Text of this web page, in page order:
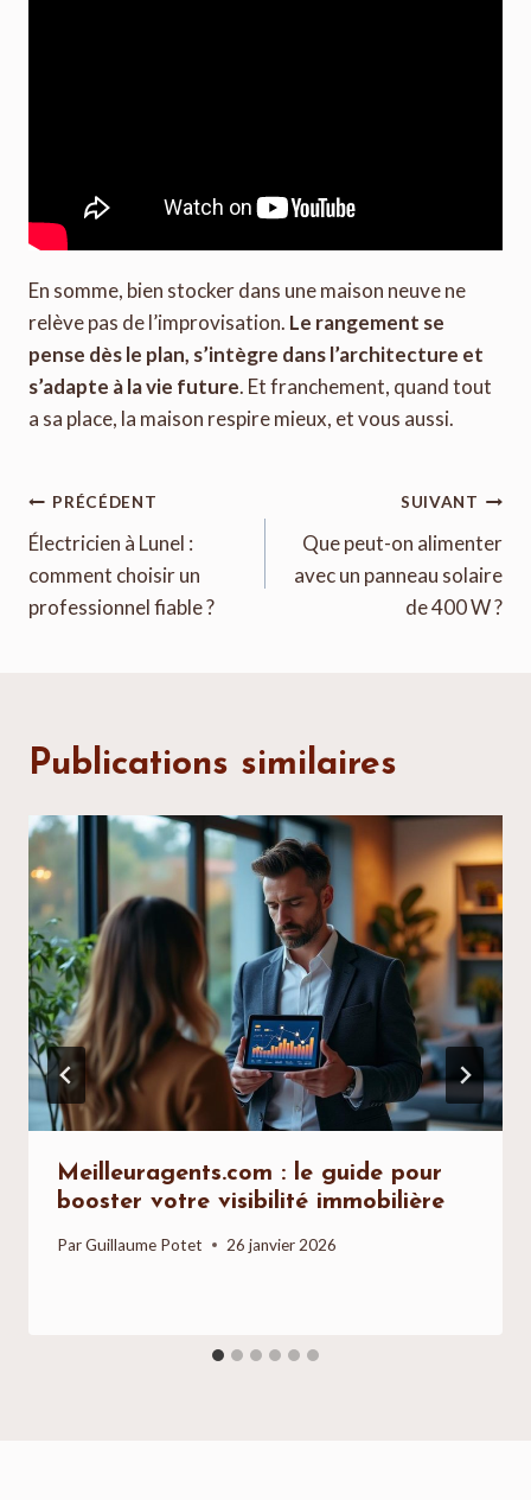
En somme, bien stocker dans une maison neuve ne
relève pas de l’improvisation. Le rangement se
pense dès le plan, s’intègre dans l’architecture et
s’adapte à la vie future. Et franchement, quand tout
a sa place, la maison respire mieux, et vous aussi.
Navigation
de
l’article
PRÉCÉDENT
Électricien à Lunel :
comment choisir un
professionnel fiable ?
SUIVANT
Que peut-on alimenter
avec un panneau solaire
de 400 W ?
Publications similaires
Meilleuragents.com : le guide pour
booster votre visibilité immobilière
ParGuillaume Potet 26 janvier 2026